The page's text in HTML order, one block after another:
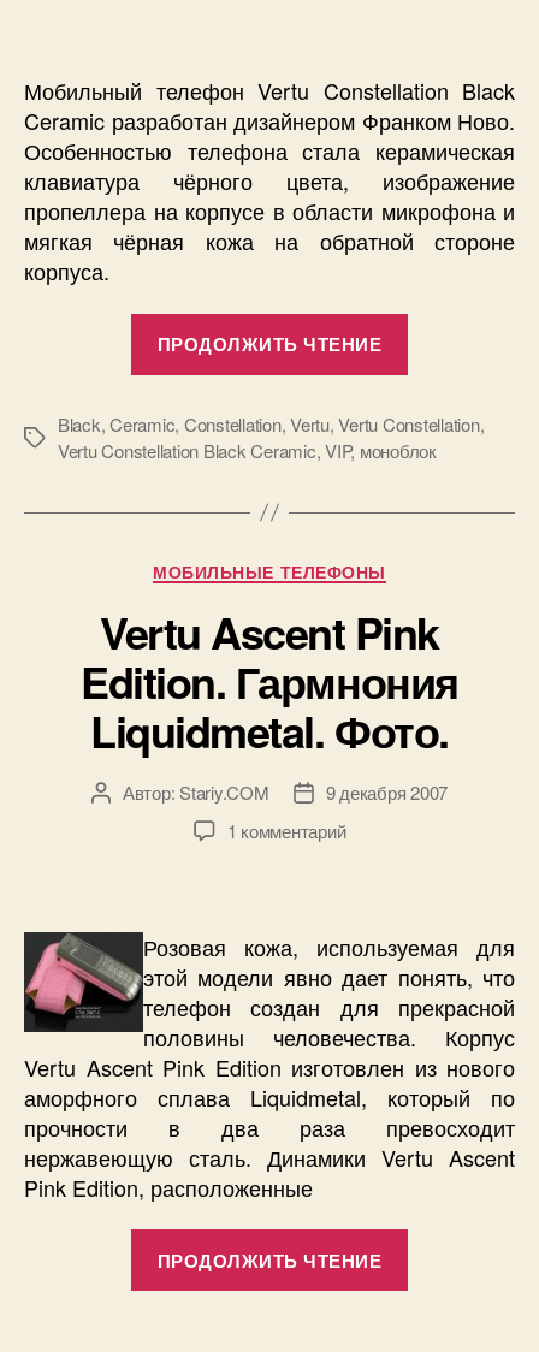
Изящная
строгость.
Фото.
Мобильный телефон Vertu Constellation Black
Ceramic разработан дизайнером Франком Ново.
Особенностью телефона стала керамическая
клавиатура чёрного цвета, изображение
пропеллера на корпусе в области микрофона и
мягкая чёрная кожа на обратной стороне
корпуса.
ПРОДОЛЖИТЬ ЧТЕНИЕ
Ceramic.
Изящная
Фото.»
Метки
Black,Ceramic, Constellation,Vertu,Vertu Constellation,
Vertu Constellation Black Ceramic,VIP, моноблок
Рубрики
МОБИЛЬНЫЕ ТЕЛЕФОНЫ
Vertu Ascent Pink
Edition. Гармнония
Liquidmetal. Фото.
АвторАвтор:Stariy.COM
Дата
записи
9 декабря 2007
1 комментарийк
Edition.
Гармнония
Liquidmetal.
Фото.
Розовая кожа, используемая для
этой модели явно дает понять, что
телефон создан для прекрасной
половины человечества. Корпус
Vertu Ascent Pink Edition изготовлен из нового
аморфного сплава Liquidmetal, который по
прочности в два раза превосходит
нержавеющую сталь. Динамики Vertu Ascent
Pink Edition, расположенные
ПРОДОЛЖИТЬ ЧТЕНИЕ